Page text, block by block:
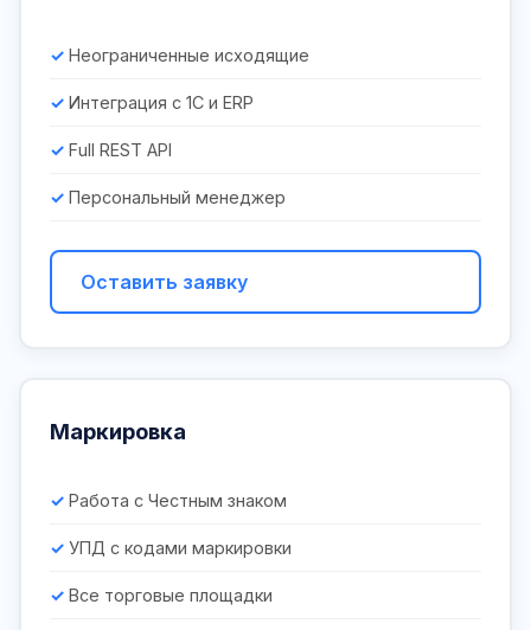
Неограниченные исходящие
Интеграция с 1С и ERP
Full REST API
Персональный менеджер
Оставить заявку
Маркировка
Работа с Честным знаком
УПД с кодами маркировки
Все торговые площадки